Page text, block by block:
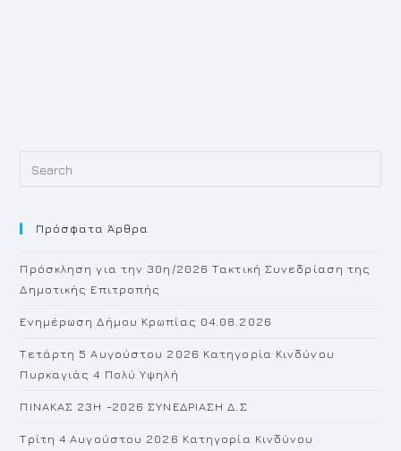
Πρόσφατα Άρθρα
Πρόσκληση για την 30η/2026 Τακτική Συνεδρίαση της
Δημοτικής Επιτροπής
Ενημέρωση Δήμου Κρωπίας 04.08.2026
Τετάρτη 5 Αυγούστου 2026 Κατηγορία Κινδύνου
Πυρκαγιάς 4 Πολύ Υψηλή
ΠΙΝΑΚΑΣ 23H -2026 ΣΥΝΕΔΡΙΑΣΗ Δ.Σ
Τρίτη 4 Αυγούστου 2026 Κατηγορία Κινδύνου